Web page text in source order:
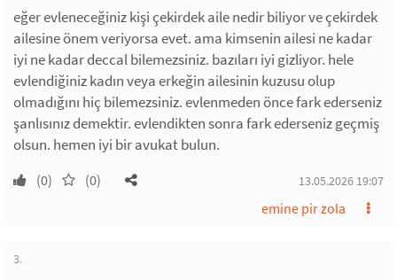
eğer evleneceğiniz kişi çekirdek aile nedir biliyor ve çekirdek
ailesine önem veriyorsa evet. ama kimsenin ailesi ne kadar
iyi ne kadar deccal bilemezsiniz. bazıları iyi gizliyor. hele
evlendiğiniz kadın veya erkeğin ailesinin kuzusu olup
olmadığını hiç bilemezsiniz. evlenmeden önce fark ederseniz
şanlısınız demektir. evlendikten sonra fark ederseniz geçmiş
olsun. hemen iyi bir avukat bulun.
(0) (0) 13.05.2026 19:07
emine pir zola
3.